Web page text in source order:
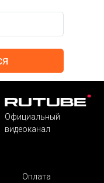
Официальный
видеоканал
Оплата